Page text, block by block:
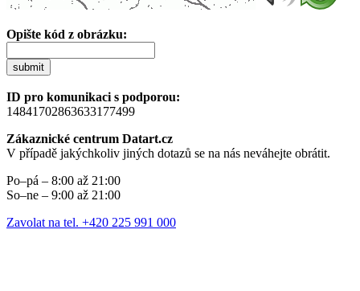
Opište kód z obrázku:
submit
ID pro komunikaci s podporou:
14841702863633177499
Zákaznické centrum Datart.cz
V případě jakýchkoliv jiných dotazů se na nás neváhejte obrátit.
Po–pá – 8:00 až 21:00
So–ne – 9:00 až 21:00
Zavolat na tel. +420 225 991 000